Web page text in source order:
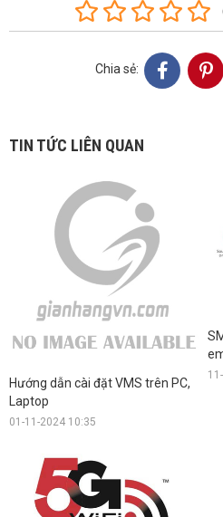
Chia sẻ:
TIN TỨC LIÊN QUAN
Hướng dẫn cài đặt VMS trên PC,
Laptop
01-11-2024 10:35